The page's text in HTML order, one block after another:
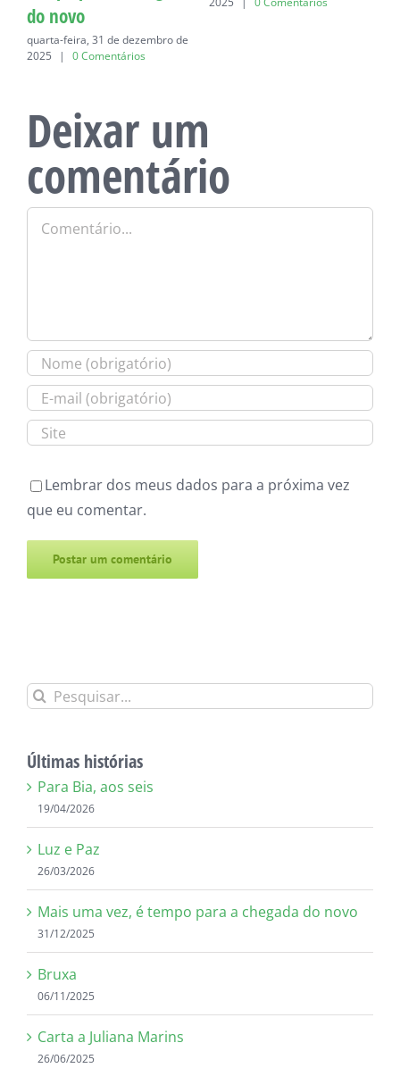
do novo
quarta-feira, 31 de dezembro de
2025
| 0 Comentários
Deixar um
comentário
Comentário
Lembrar dos meus dados para a próxima vez
que eu comentar.
Buscar
Últimas histórias
Para Bia, aos seis
19/04/2026
Luz e Paz
26/03/2026
Mais uma vez, é tempo para a chegada do novo
31/12/2025
Bruxa
06/11/2025
Carta a Juliana Marins
26/06/2025